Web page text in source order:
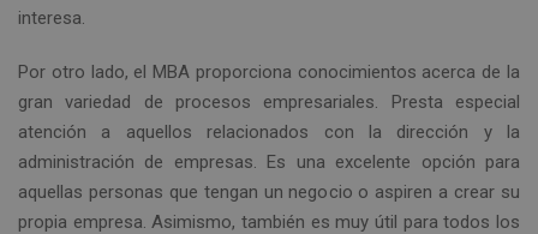
interesa.
Por otro lado, el MBA proporciona conocimientos acerca de la
gran variedad de procesos empresariales. Presta especial
atención a aquellos relacionados con la dirección y la
administración de empresas. Es una excelente opción para
aquellas personas que tengan un negocio o aspiren a crear su
propia empresa. Asimismo, también es muy útil para todos los